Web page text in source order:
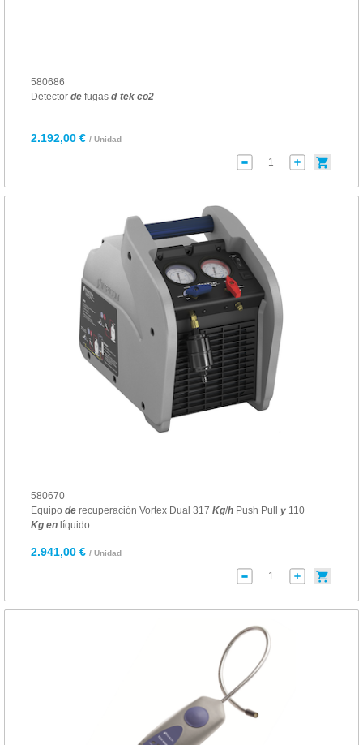
580686
Detector defugas d-tek co2
2.192,00 € / Unidad
580670
Equipo derecuperación Vortex Dual 317 Kg/hPush Pull y110
Kg enlíquido
2.941,00 € / Unidad